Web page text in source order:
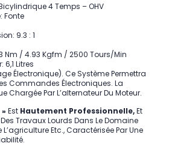
4 Temps – OHV
Fonte
9.3 : 1
Nm / 4.93 Kgfm / 2500 Tours/min
Litres
Électronique). Ce Système Permettra
Commandes Électroniques. La
Chargée Par L’alternateur Du Moteur.
Est Hautement Professionnelle,Et
Des Travaux Lourds Dans Le Domaine
Etc., Caractérisée Par Une